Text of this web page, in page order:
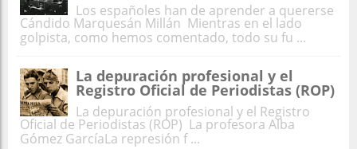
Los españoles han de aprender a quererse
Cándido Marquesán Millán Mientras en el lado
golpista, como hemos comentado, todo su fu ...
La depuración profesional y el
Registro Oficial de Periodistas (ROP)
La depuración profesional y el Registro
Oficial de Periodistas (ROP) La profesora Alba
Gómez GarcíaLa represión f ...